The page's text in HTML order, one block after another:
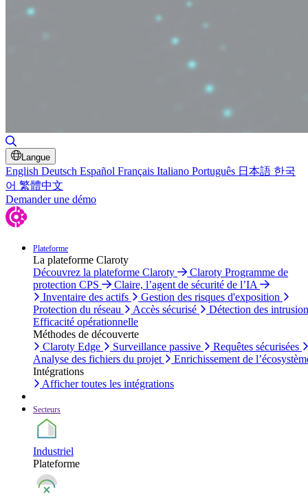
Langue
English Deutsch Español Français Italiano Português 日本語 한국
어 繁體中文
Demander une démo
Plateforme
La plateforme Claroty
Découvrez la plateforme Claroty
Claroty Programme de
protection CPS
Claire, l’agent de sécurité de l’IA
Inventaire des actifs
Gestion des risques d'exposition
Protection du réseau
Accès sécurisé
Détection des
Efficacité opérationnelle
Méthodes de découverte
Claroty Edge
Surveillance passive
Requêtes sécurisées
Analyse des fichiers du projet
Enrichissement de
Intégrations
Afficher toutes les intégrations
Secteurs
Industriel
Plateforme